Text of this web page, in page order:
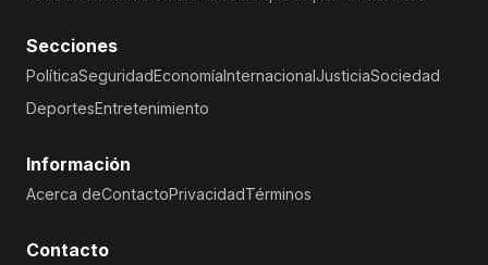
Secciones
PolíticaSeguridadEconomíaInternacionalJusticiaSociedad
DeportesEntretenimiento
Información
Acerca deContactoPrivacidadTérminos
Contacto